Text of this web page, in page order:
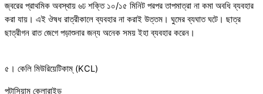
জ্বরের প্রাথমিক অবস্থায় ৬ঢ শক্তি ১০/১৫ মিনিট পরপর তাপমাত্রা না কমা অবধি ব্যবহার
করা যায়। এই ঔষধ রাত্রীকালে ব্যবহার না করাই উত্তম। ঘুমের ব্যঘাত ঘটে। ছাত্র
ছাত্রীগন রাত জেগে পড়াশুনার জন্য অনেক সময় ইহা ব্যবহার করেন।
৫। কেলি মিউরিয়েটিকাম্ (KCL)
পটাসিয়াম ক্লোরাইড